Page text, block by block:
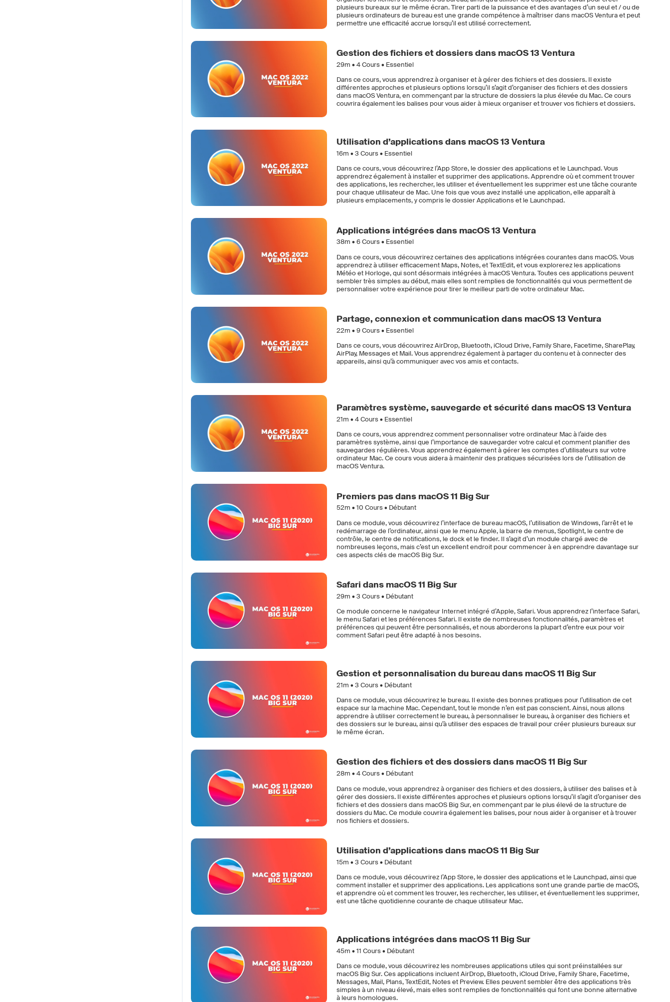
plusieurs bureaux sur le même écran. Tirer parti de la puissance et des avantages d’un seul et / ou de
plusieurs ordinateurs de bureau est une grande compétence à maîtriser dans macOS Ventura et peut
permettre une efficacité accrue lorsqu’il est utilisé correctement.
Gestion des fichiers et dossiers dans macOS 13 Ventura
29m •4Cours • Essentiel
Dans ce cours, vous apprendrez à organiser et à gérer des fichiers et des dossiers. Il existe
différentes approches et plusieurs options lorsqu’il s’agit d’organiser des fichiers et des dossiers
dans macOS Ventura, en commençant par la structure de dossiers la plus élevée du Mac. Ce cours
couvrira également les balises pour vous aider à mieux organiser et trouver vos fichiers et dossiers.
Utilisation d’applications dans macOS 13 Ventura
16m •3 Cours • Essentiel
Dans ce cours, vous découvrirez l’App Store, le dossier des applications et le Launchpad. Vous
apprendrez également à installer et supprimer des applications. Apprendre où et comment trouver
des applications, les rechercher, les utiliser et éventuellement les supprimer est une tâche courante
pour chaque utilisateur de Mac. Une fois que vous avez installé une application, elle apparaît à
plusieurs emplacements, y compris le dossier Applications et le Launchpad.
Applications intégrées dans macOS 13 Ventura
38m •6Cours • Essentiel
Dans ce cours, vous découvrirez certaines des applications intégrées courantes dans macOS. Vous
apprendrez à utiliser efficacement Maps, Notes, et TextEdit, et vous explorerez les applications
Météo et Horloge, qui sont désormais intégrées à macOS Ventura. Toutes ces applications peuvent
sembler très simples au début, mais elles sont remplies de fonctionnalités qui vous permettent de
personnaliser votre expérience pour tirer le meilleur parti de votre ordinateur Mac.
Partage, connexion et communication dans macOS 13 Ventura
22m •9Cours • Essentiel
Dans ce cours, vous découvrirez AirDrop, Bluetooth, iCloud Drive, Family Share, Facetime, SharePlay,
AirPlay, Messages et Mail. Vous apprendrez également à partager du contenu et à connecter des
appareils, ainsi qu’à communiquer avec vos amis et contacts.
Paramètres système, sauvegarde et sécurité dans macOS 13 Ventura
21m •4Cours • Essentiel
Dans ce cours, vous apprendrez comment personnaliser votre ordinateur Mac à l’aide des
paramètres système, ainsi que l’importance de sauvegarder votre calcul et comment planifier des
sauvegardes régulières. Vous apprendrez également à gérer les comptes d’utilisateurs sur votre
ordinateur Mac. Ce cours vous aidera à maintenir des pratiques sécurisées lors de l’utilisation de
macOS Ventura.
Premiers pas dans macOS 11 Big Sur
52m •10 Cours • Débutant
Dans ce module, vous découvrirez l’interface de bureau macOS, l’utilisation de Windows, l’arrêt et le
redémarrage de l’ordinateur, ainsi que le menu Apple, la barre de menus, Spotlight, le centre de
contrôle, le centre de notifications, le dock et le finder. Il s’agit d’un module chargé avec de
nombreuses leçons, mais c’est un excellent endroit pour commencer à en apprendre davantage sur
ces aspects clés de macOS Big Sur.
Safari dans macOS 11 Big Sur
29m •3 Cours • Débutant
Ce module concerne le navigateur Internet intégré d’Apple, Safari. Vous apprendrez l’interface Safari,
le menu Safari et les préférences Safari. Il existe de nombreuses fonctionnalités, paramètres et
préférences qui peuvent être personnalisés, et nous aborderons la plupart d’entre eux pour voir
comment Safari peut être adapté à nos besoins.
Gestion et personnalisation du bureau dans macOS 11 Big Sur
21m •3 Cours • Débutant
Dans ce module, vous découvrirez le bureau. Il existe des bonnes pratiques pour l’utilisation de cet
espace sur la machine Mac. Cependant, tout le monde n’en est pas conscient. Ainsi, nous allons
apprendre à utiliser correctement le bureau, à personnaliser le bureau, à organiser des fichiers et
des dossiers sur le bureau, ainsi qu’à utiliser des espaces de travail pour créer plusieurs bureaux sur
le même écran.
Gestion des fichiers et des dossiers dans macOS 11 Big Sur
28m •4Cours • Débutant
Dans ce module, vous apprendrez à organiser des fichiers et des dossiers, à utiliser des balises et à
gérer des dossiers. Il existe différentes approches et plusieurs options lorsqu’il s’agit d’organiser des
fichiers et des dossiers dans macOS Big Sur, en commençant par le plus élevé de la structure de
dossiers du Mac. Ce module couvrira également les balises, pour nous aider à organiser et à trouver
nos fichiers et dossiers.
Utilisation d’applications dans macOS 11 Big Sur
15m •3 Cours • Débutant
Dans ce module, vous découvrirez l’App Store, le dossier des applications et le Launchpad, ainsi que
comment installer et supprimer des applications. Les applications sont une grande partie de macOS,
et apprendre où et comment les trouver, les rechercher, les utiliser, et éventuellement les supprimer,
est une tâche quotidienne courante de chaque utilisateur Mac.
Applications intégrées dans macOS 11 Big Sur
45m •11 Cours • Débutant
Dans ce module, vous découvrirez les nombreuses applications utiles qui sont préinstallées sur
macOS Big Sur. Ces applications incluent AirDrop, Bluetooth, iCloud Drive, Family Share, Facetime,
Messages, Mail, Plans, TextEdit, Notes et Preview. Elles peuvent sembler être des applications très
simples à un niveau élevé, mais elles sont remplies de fonctionnalités qui font une bonne alternative
à leurs homologues.